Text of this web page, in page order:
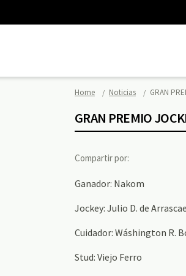
Home Noticias GRAN
GRAN PREMIO
Compartir por:
Ganador: Nakom
Jockey: Julio D. de
Cuidador: Wáshington R.
Stud: Viejo Ferro